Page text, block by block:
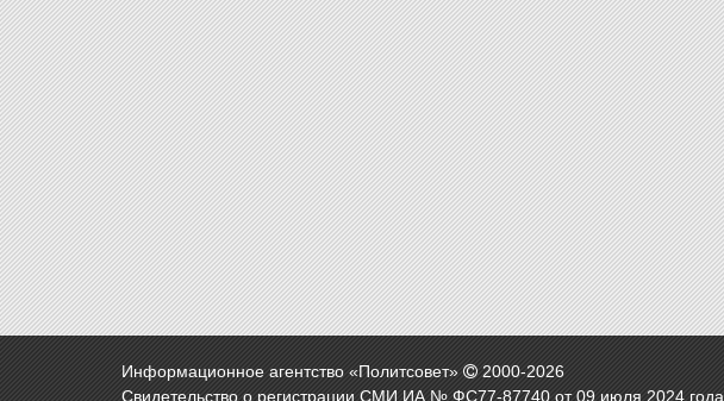
Информационное агентство «Политсовет» 2000-2026
Свидетельство о регистрации СМИ ИА № ФС77-87740 от 09 июля 2024 года.